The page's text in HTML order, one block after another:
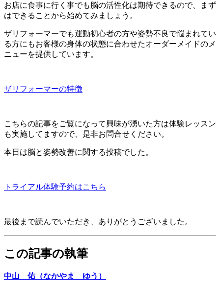
お店に食事に行く事でも脳の活性化は期待できるので、まず
はできることから始めてみましょう。
ザリフォーマーでも運動初心者の方や姿勢不良で悩まれてい
る方にもお客様の身体の状態に合わせたオーダーメイドのメ
ニューを提供しています。
ザリフォーマーの特徴
こちらの記事をご覧になって興味が湧いた方は体験レッスン
も実施してますので、是非お問合せください。
本日は脳と姿勢改善に関する投稿でした。
トライアル体験予約はこちら
最後まで読んでいただき、ありがとうございました。
この記事の執筆
中山 佑（なかやま ゆう）